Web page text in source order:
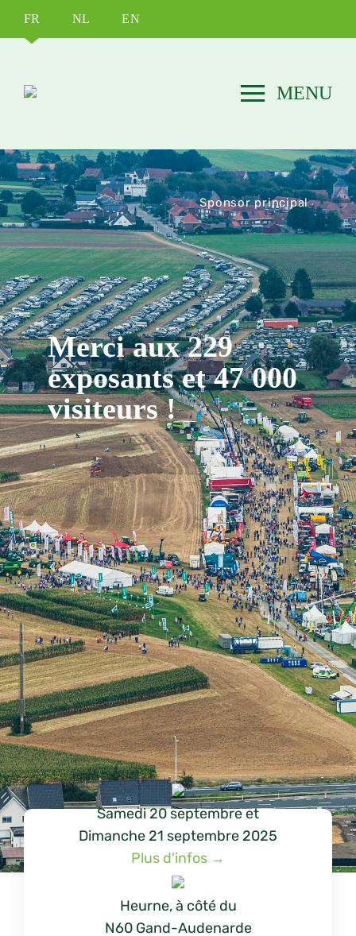
FR NL EN
Sponsor principal
Merci aux 229
exposants et 47 000
visiteurs !
Samedi 20 septembreet
Dimanche 21 septembre 2025
Plus d'infos →
Heurne, à côté du
N60 Gand-Audenarde